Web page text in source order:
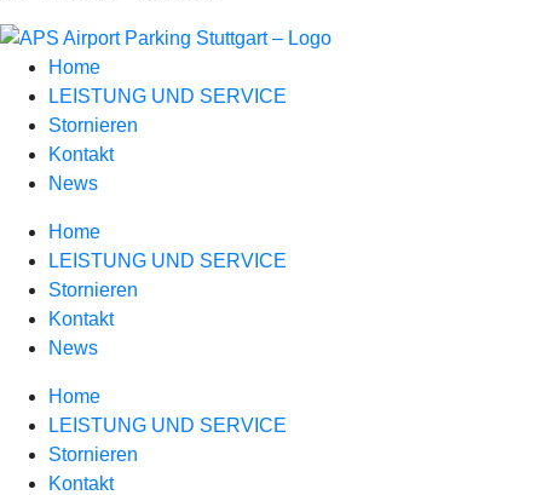
Home
LEISTUNG UND SERVICE
Stornieren
Kontakt
News
Home
LEISTUNG UND SERVICE
Stornieren
Kontakt
News
Home
LEISTUNG UND SERVICE
Stornieren
Kontakt